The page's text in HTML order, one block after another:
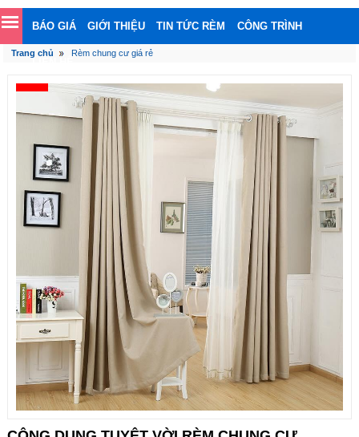
BÁO GIÁ GIỚI THIỆU TIN TỨC RÈM CÔNG TRÌNH
Trang chủ Rèm chung cư giá rẻ